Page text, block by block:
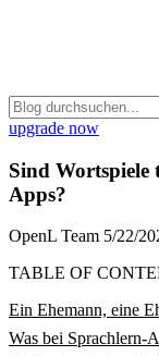
upgrade now
Sind Wortspiele
Apps?
OpenL Team 5/22/
TABLE OF
Ein Ehemann, eine
Was bei Sprachlern-